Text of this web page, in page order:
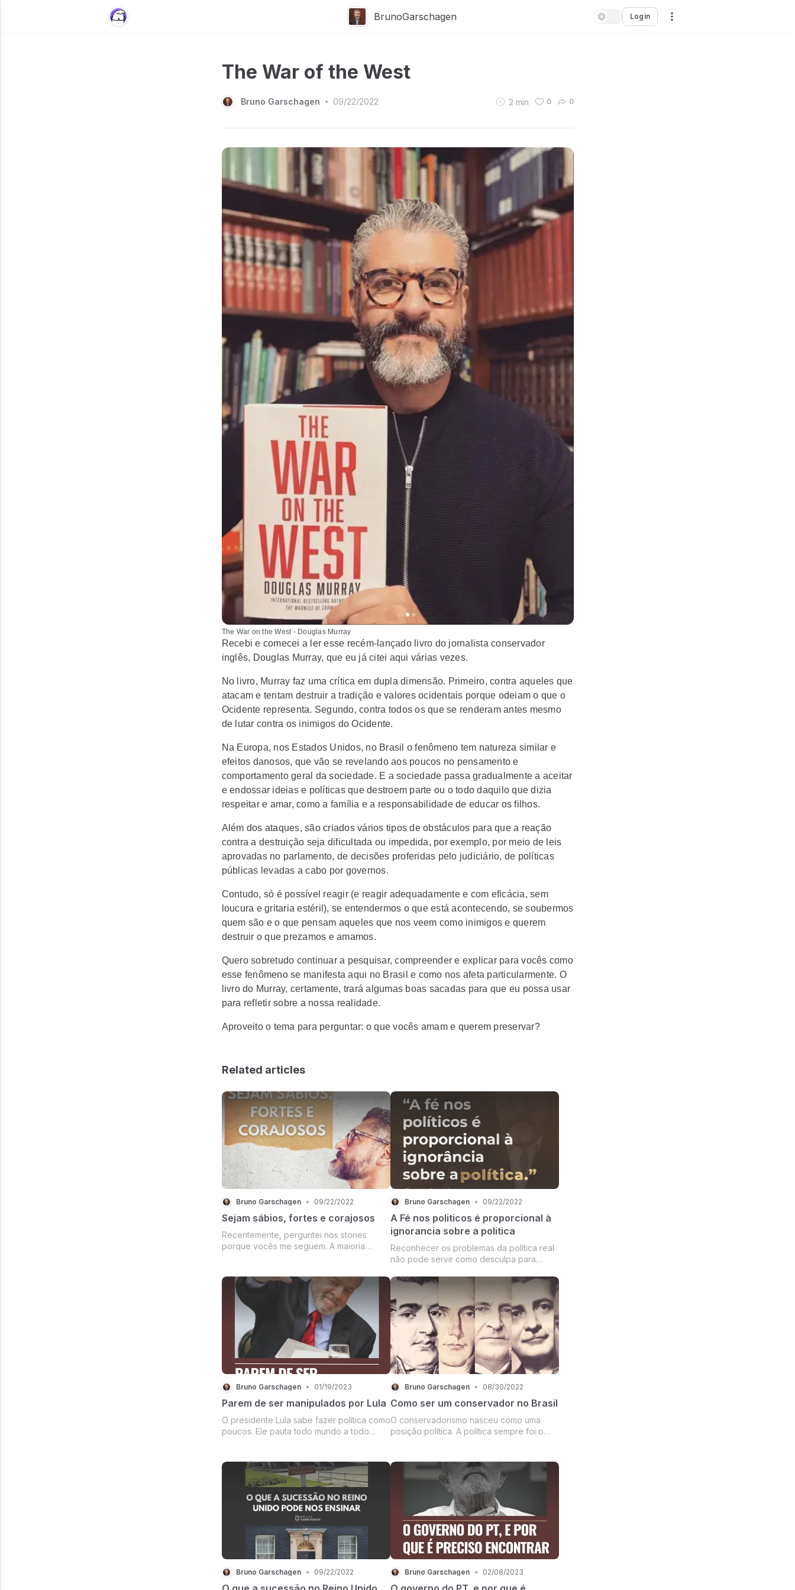
BrunoGarschagen Login
The War of the West
Bruno Garschagen • 09/22/2022 2 min 0 0
The War on the West - Douglas Murray
Recebi e comecei a ler esse recém-lançado livro do jornalista conservador
inglês, Douglas Murray, que eu já citei aqui várias vezes.
No livro, Murray faz uma crítica em dupla dimensão. Primeiro, contra aqueles que
atacam e tentam destruir a tradição e valores ocidentais porque odeiam o que o
Ocidente representa. Segundo, contra todos os que se renderam antes mesmo
de lutar contra os inimigos do Ocidente.
Na Europa, nos Estados Unidos, no Brasil o fenômeno tem natureza similar e
efeitos danosos, que vão se revelando aos poucos no pensamento e
comportamento geral da sociedade. E a sociedade passa gradualmente a aceitar
e endossar ideias e políticas que destroem parte ou o todo daquilo que dizia
respeitar e amar, como a família e a responsabilidade de educar os filhos.
Além dos ataques, são criados vários tipos de obstáculos para que a reação
contra a destruição seja dificultada ou impedida, por exemplo, por meio de leis
aprovadas no parlamento, de decisões proferidas pelo judiciário, de políticas
públicas levadas a cabo por governos.
Contudo, só é possível reagir (e reagir adequadamente e com eficácia, sem
loucura e gritaria estéril), se entendermos o que está acontecendo, se soubermos
quem são e o que pensam aqueles que nos veem como inimigos e querem
destruir o que prezamos e amamos.
Quero sobretudo continuar a pesquisar, compreender e explicar para vocês como
esse fenômeno se manifesta aqui no Brasil e como nos afeta particularmente. O
livro do Murray, certamente, trará algumas boas sacadas para que eu possa usar
para refletir sobre a nossa realidade.
Aproveito o tema para perguntar: o que vocês amam e querem preservar?
Related articles
Bruno Garschagen • 09/22/2022
Sejam sábios, fortes e corajosos
Recentemente, perguntei nos stories
porque vocês me seguem. A maioria
Fiquei bastante feliz com as respostas e
vou aproveitar para compartilhar com
vocês alguns coment...
Bruno Garschagen • 09/22/2022
A Fé nos politicos é proporcional à
ignorancia sobre a politica
Reconhecer os problemas da política real
não pode servir como desculpa para
e afirmar, com base numa justificativa
profundamente equivocada, que a
“política é a arte do possível”. É
necessário s...
Bruno Garschagen • 01/19/2023
Parem de ser manipulados por Lula
O presidente Lula sabe fazer política como
poucos. Ele pauta todo mundo a todo
reagirem sem reflexão e análise contra
qualquer coisa que Lula diga, como se
tudo o que e...
Bruno Garschagen • 08/30/2022
Como ser um conservador no Brasil
O conservadorismo nasceu como uma
posição política. A política sempre foi o
conservadores, por essa razão, abordou
o conservadorismo sob a perspectiva
política e poucos foram aqu...
Bruno Garschagen • 09/22/2022 Bruno Garschagen • 02/08/2023